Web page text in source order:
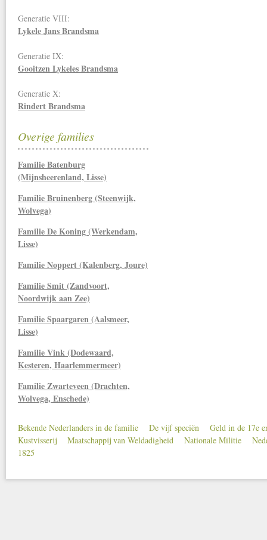
Generatie VIII:
Lykele Jans Brandsma
Generatie IX:
Gooitzen Lykeles Brandsma
Generatie X:
Rindert Brandsma
Overige families
Familie Batenburg
(Mijnsheerenland, Lisse)
Familie Bruinenberg (Steenwijk,
Wolvega)
Familie De Koning (Werkendam,
Lisse)
Familie Noppert (Kalenberg, Joure)
Familie Smit (Zandvoort,
Noordwijk aan Zee)
Familie Spaargaren (Aalsmeer,
Lisse)
Familie Vink (Dodewaard,
Kesteren, Haarlemmermeer)
Familie Zwarteveen (Drachten,
Wolvega, Enschede)
Secondary menu
Bekende Nederlanders in de familie De vijf speciën
Geld in de 17e
Kustvisserij
Maatschappij van Weldadigheid Nationale Militie
1825